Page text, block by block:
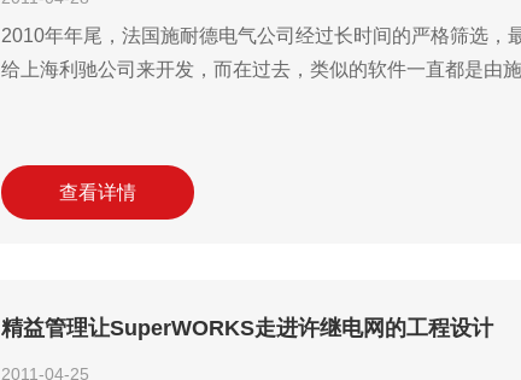
2010年年尾，法国施耐德电气公司经过长时间的严格筛选
给上海利驰公司来开发，而在过去，类似的软件一直都是由
查看详情
精益管理让SuperWORKS走进许继电网的工程设计
2011-04-25